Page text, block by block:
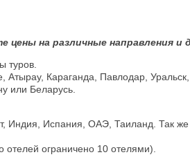
цены на различные направления и
туров.
Атырау, Караганда, Павлодар,
или Беларусь.
Испания, ОАЭ, Таиланд. Так же
отелей ограничено 10 отелями).